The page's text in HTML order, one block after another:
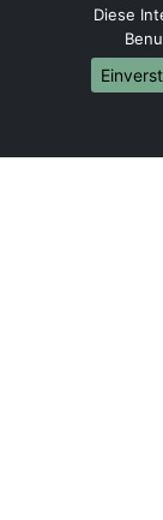
Umzug von
Umzug von
Umzug von
Umzug von
Diese